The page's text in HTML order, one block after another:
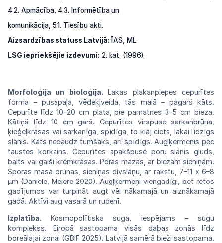
4.2. Apmācība, 4.3. Informētība un
komunikācija, 5.1. Tiesību akti.
Aizsardzības statuss Latvijā: ĪAS, ML.
LSG iepriekšējie izdevumi: 2. kat. (1996).
Morfoloģija un bioloģija. Lakas plakanpiepes
cepurītes
forma – pusapaļa, vēdekļveida, tās malā – pagarš kāts.
Cepurīte līdz 10–20 cm plata,piepamatnes 3–5 cm bieza.
Kātiņš
līdz 10 cm garš.Cepurītes virspuse sarkanbrūna,
ķieģeļkrāsas vai sarkanīga, spīdīga, to klāj ciets, lakai līdzīgs
slānis. Kāts nedaudz tumšāks, arī spīdīgs. Augļķermenis pēc
taustes korķains.Cepurītesapakšpusē poru slānis gluds,
balts vai gaiši krēmkrāsas. Poras mazas, ar biezām sieniņām.
Sporas masā brūnas, sieniņas divslāņu,ar rakstu, 7–11 x 6–8
µm (Dāniele, Meiere 2020). Augļķermeņi viengadīgi, bet retos
gadījumos var turpināt augt vēl nākamajā un aiznākamajā
gadā. Aktīvi aug vasarā un rudenī.
Izplatība.Kosmopolītiska suga, iespējams –sugu
komplekss.
Eiropā sastopama visās dabas zonās
līdz
boreālajai zonai (GBIF 2025). Latvijā samērā bieži sastopama.